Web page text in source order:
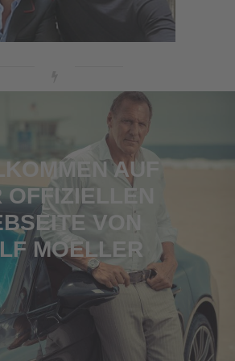
AUF
OFFIZIELLEN
VON
MOELLER